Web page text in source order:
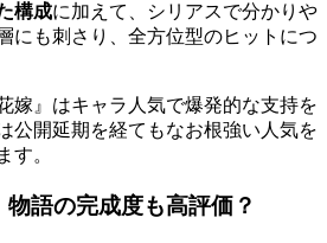
構成に加えて、シリアスで分かりや
にも刺さり、全方位型のヒットにつ
嫁』はキャラ人気で爆発的な支持を
公開延期を経てもなお根強い人気を
す。
語の完成度も高評価？